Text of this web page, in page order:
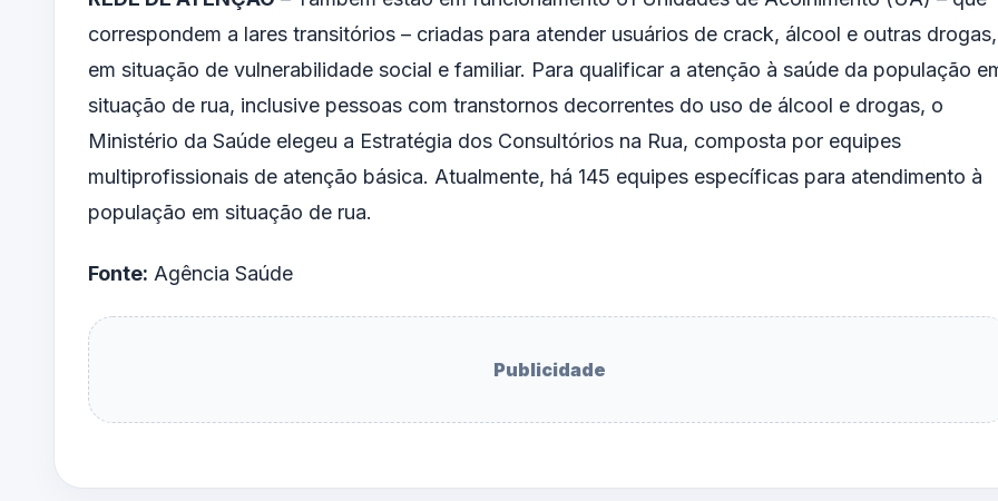
correspondem a lares transitórios – criadas para atender usuários de crack, álcool e outras drogas,
em situação de vulnerabilidade social e familiar. Para qualificar a atenção à saúde da população
situação de rua, inclusive pessoas com transtornos decorrentes do uso de álcool e drogas, o
Ministério da Saúde elegeu a Estratégia dos Consultórios na Rua, composta por equipes
multiprofissionais de atenção básica. Atualmente, há 145 equipes específicas para atendimento à
população em situação de rua.
Fonte: Agência Saúde
Publicidade